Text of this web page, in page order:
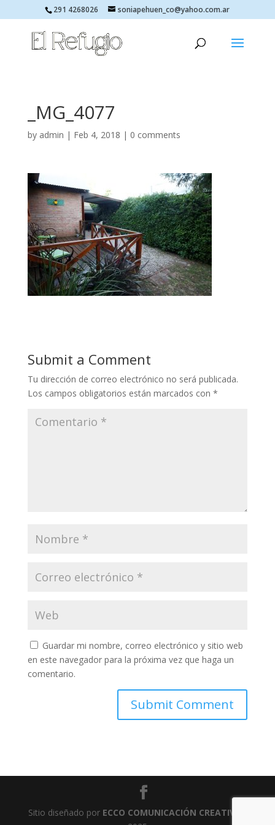
291 4268026 soniapehuen_co@yahoo.com.ar
_MG_4077
by admin | Feb 4, 2018 | 0 comments
Submit a Comment
Tu dirección de correo electrónico no será publicada.
Los campos obligatorios están marcados con *
Guardar mi nombre, correo electrónico y sitio web
en este navegador para la próxima vez que haga un
comentario.
Sitio diseñado por ECCO COMUNICACIÓN CREATIVA